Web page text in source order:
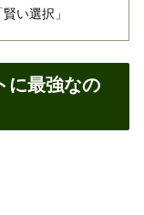
い選択」
に最強なの